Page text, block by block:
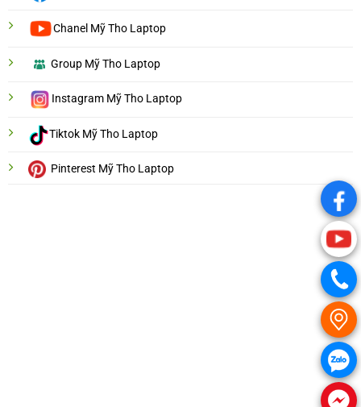
Chanel Mỹ Tho Laptop
Group Mỹ Tho Laptop
Instagram Mỹ Tho Laptop
Tiktok Mỹ Tho Laptop
Pinterest Mỹ Tho Laptop
.
.
.
.
.
.